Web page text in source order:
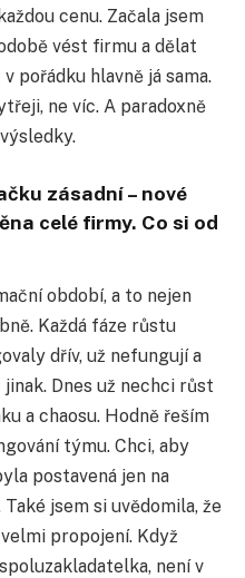
cenu. Začala jsem
vést firmu a dělat
pořádku hlavně já sama.
ne víc. A paradoxně
zásadní – nové
celé firmy. Co si od
období, a to nejen
Každá fáze růstu
dřív, už nefungují a
Dnes už nechci růst
a chaosu. Hodně řeším
týmu. Chci, aby
postavená jen na
jsem si uvědomila, že
propojení. Když
není v